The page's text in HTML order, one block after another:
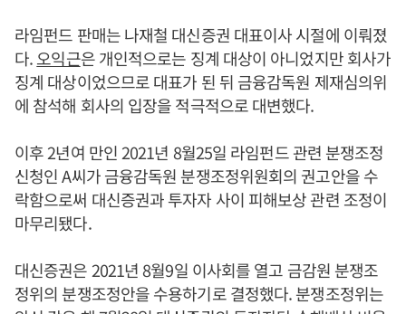
라임펀드 판매는 나재철 대신증권 대표이사 시절에 이뤄졌
다.오익근은 개인적으로는 징계 대상이 아니었지만 회사가
징계 대상이었으므로 대표가 된 뒤 금융감독원 제재심의위
에 참석해 회사의 입장을 적극적으로 대변했다.
이후 2년여 만인 2021년 8월25일 라임펀드 관련 분쟁조정
신청인 A씨가 금융감독원 분쟁조정위원회의 권고안을 수
락함으로써 대신증권과 투자자 사이 피해보상 관련 조정이
마무리됐다.
대신증권은 2021년 8월9일 이사회를 열고 금감원 분쟁조
정위의 분쟁조정안을 수용하기로 결정했다. 분쟁조정위는